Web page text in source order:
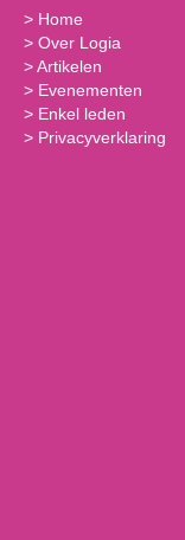
> Home
> Over Logia
>Artikelen
> Evenementen
> Enkel leden
> Privacyverklaring